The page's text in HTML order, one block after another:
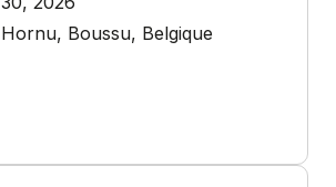
Hornu, Boussu, Belgique